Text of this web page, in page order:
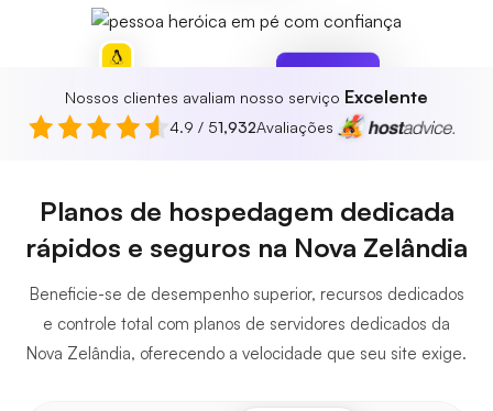
Protegido
Nenhuma
ameaça
Nossos clientes avaliam nosso serviço Excelente
4.9 / 51,932Avaliações
Planos de hospedagem dedicada
rápidos e seguros na Nova Zelândia
Beneficie-se de desempenho superior, recursos dedicados
e controle total com planos de servidores dedicados da
Nova Zelândia, oferecendo a velocidade que seu site exige.